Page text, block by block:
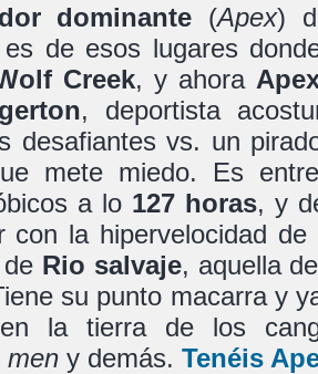
dominante (Apex)
de esos lugares
Creek, y ahora
, deportista
desafiantes vs. un
mete miedo. Es
a lo 127 horas, y
con la hipervelocidad
Rio salvaje, aquella
su punto macarra y
en la tierra de los
meny demás. Tenéis